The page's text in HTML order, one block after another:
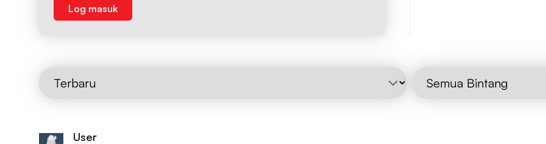
Log masuk
User